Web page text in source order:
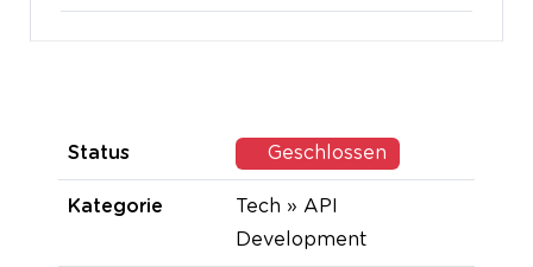
Status Geschlossen
Kategorie
Tech » API
Development